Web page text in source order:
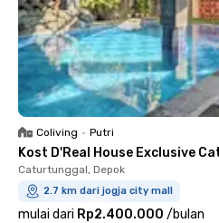
Coliving • Putri
Kost D'Real House Exclusive
Caturtunggal, Depok
2.7 km dari jogja city mall
mulai dari Rp2.400.000 /bulan